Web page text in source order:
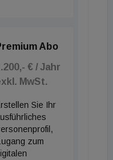
Abo
€ / Jahr
MwSt.
Sie Ihr
zum